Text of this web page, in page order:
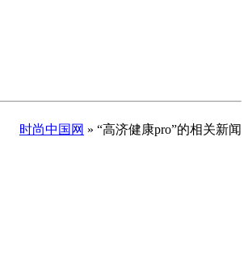
时尚中国网 » “高济健康pro”的相关新闻